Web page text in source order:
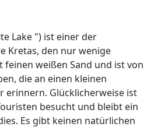
Lake ") ist einer der
Kretas, den nur wenige
feinen weißen Sand und ist von
die an einen kleinen
erinnern. Glücklicherweise ist
besucht und bleibt ein
Es gibt keinen natürlichen